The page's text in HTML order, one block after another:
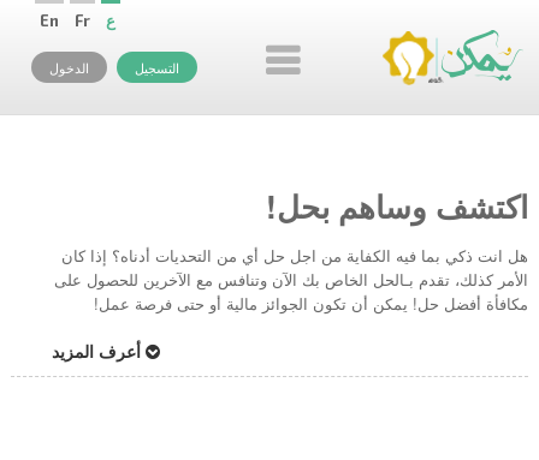
En Fr ع
التسجيل الدخول
اكتشف وساهم بحل!
هل انت ذكي بما فيه الكفاية من اجل حل أي من التحديات أدناه؟ إذا كان
الأمر كذلك، تقدم بـالحل الخاص بك الآن وتنافس مع الآخرين للحصول على
مكافأة أفضل حل! يمكن أن تكون الجوائز مالية أو حتى فرصة عمل!
أعرف المزيد